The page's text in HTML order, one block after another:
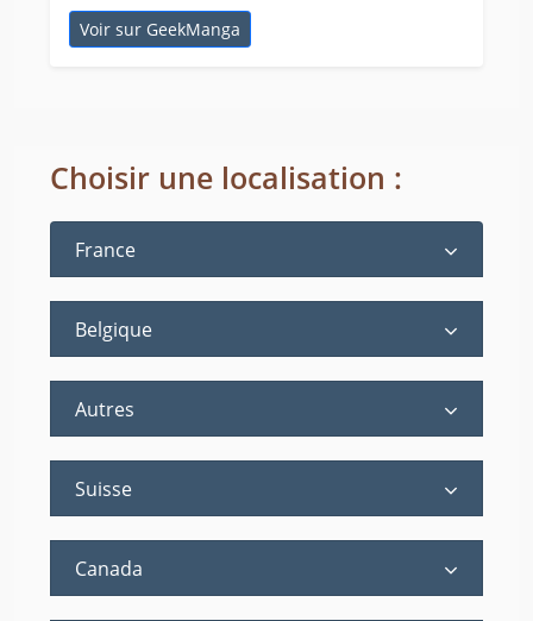
Voir sur GeekManga
Choisir une localisation :
France
Belgique
Autres
Suisse
Canada